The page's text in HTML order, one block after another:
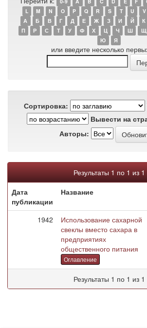
L
M N O P Q R S T U V
А
Б В Г Д Е Ж З И Й К
П
Р С Т У Ф Х Ц Ч Ш Щ
Ю
Я
или введите несколько
Сортировка:
Вывести на
Авторы:
Результаты 1 по 1 из 1
Дата
публикации
Название
1942
Использование сахарной
свеклы вместо сахара в
предприятиях
общественного питания
Оглавление
Результаты 1 по 1 из 1